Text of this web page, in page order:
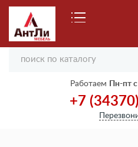
Работаем Пн-пт
+7